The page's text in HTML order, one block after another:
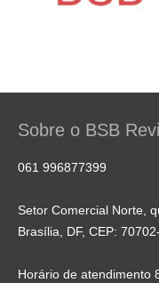
Sobre o BSB
061 996877399
Setor Comercial Norte,
Brasília, DF, CEP:
Horário de atendimento